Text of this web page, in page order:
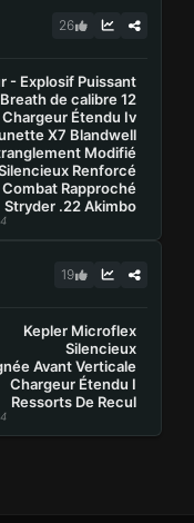
26
- Explosif Puissant
de calibre 12
Chargeur Étendu Iv
X7 Blandwell
Modifié
Renforcé
Combat Rapproché
Stryder .22 Akimbo
19
Kepler Microflex
Silencieux
Avant Verticale
Chargeur Étendu I
Ressorts De Recul